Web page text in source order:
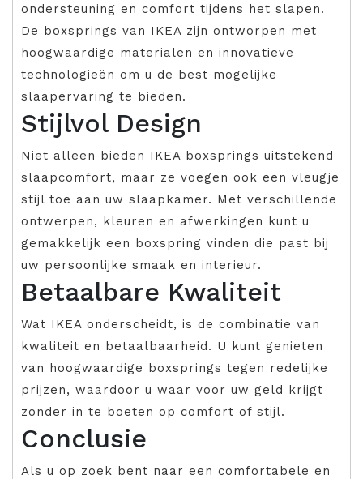
ondersteuning en comfort tijdens het slapen.
De boxsprings van IKEA zijn ontworpen met
hoogwaardige materialen en innovatieve
technologieën om u de best mogelijke
slaapervaring te bieden.
Stijlvol Design
Niet alleen bieden IKEA boxsprings uitstekend
slaapcomfort, maar ze voegen ook een vleugje
stijl toe aan uw slaapkamer. Met verschillende
ontwerpen, kleuren en afwerkingen kunt u
gemakkelijk een boxspring vinden die past bij
uw persoonlijke smaak en interieur.
Betaalbare Kwaliteit
Wat IKEA onderscheidt, is de combinatie van
kwaliteit en betaalbaarheid. U kunt genieten
van hoogwaardige boxsprings tegen redelijke
prijzen, waardoor u waar voor uw geld krijgt
zonder in te boeten op comfort of stijl.
Conclusie
Als u op zoek bent naar een comfortabele en